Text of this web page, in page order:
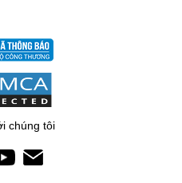
chúng tôi